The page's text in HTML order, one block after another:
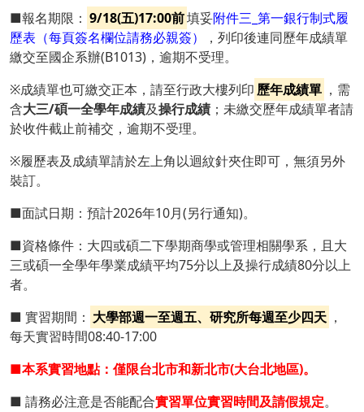
■報名期限： 9/18(五)17:00前填妥附件三_第一銀行制式履
歷表（每頁簽名欄位請務必親簽）
，列印後連同歷年成績單
繳交至國企系辦(B1013)，逾期不受理。
※成績單也可繳交正本，請至行政大樓列印 歷年成績單 ，需
含大三/碩一全學年成績及操行成績 ；未繳交歷年成績單者請
於收件截止前補交，逾期不受理。
※履歷表及成績單請於左上角以迴紋針夾住即可，無須另外
裝訂。
■面試日期：預計2026年10月(另行通知)。
■資格條件：大四或碩二下學期商學或管理相關學系，且大
三或碩一全學年學業成績平均75分以上及操行成績80分以上
者。
■ 實習期間： 大學部週一至週五、研究所每週至少四天 ，
每天實習時間08:40-17:00
■本系實習地點：僅限台北市和新北市(大台北地區)。
■ 請務必注意是否能配合實習單位實習時間及請假規定。